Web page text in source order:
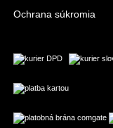
Ochrana súkromia